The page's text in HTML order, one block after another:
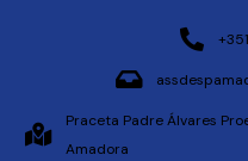
Praceta Padre Álvares
Amadora